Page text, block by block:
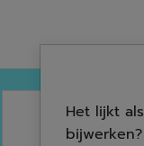
Het lijkt
bijwerken?